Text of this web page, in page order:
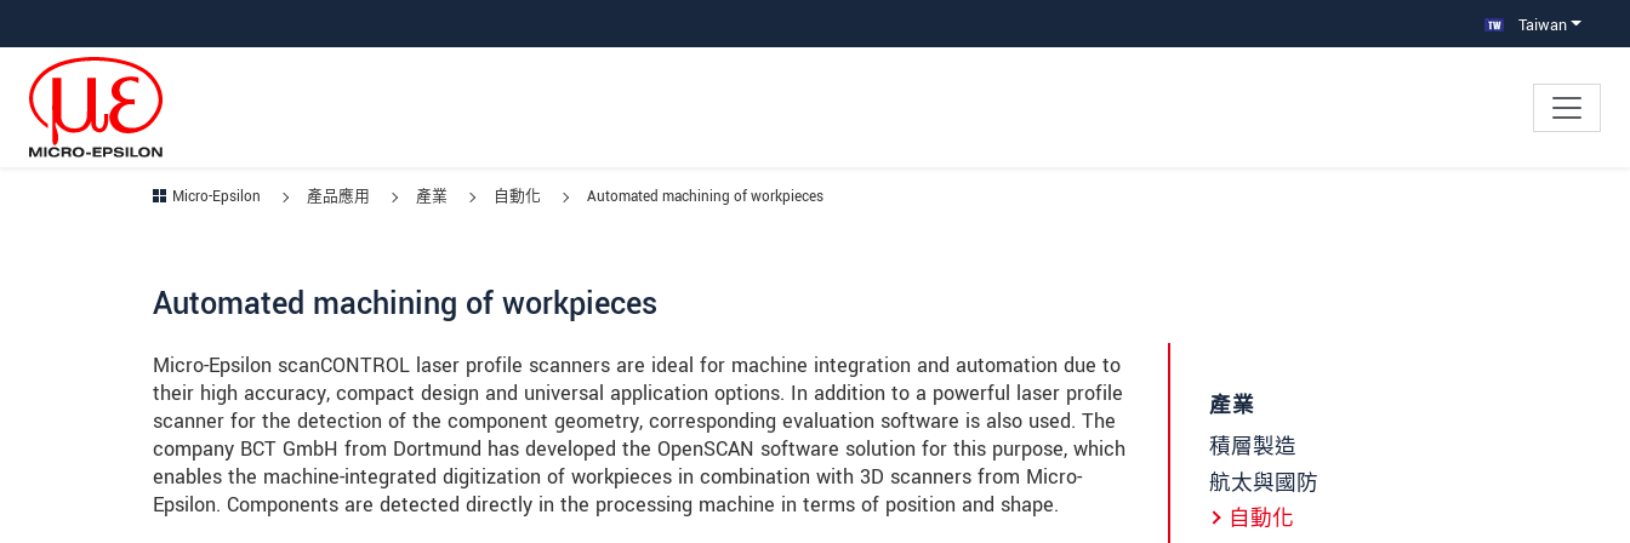
Taiwan
Micro-Epsilon 產品應用 產業 自動化 Automated machining of workpieces
Automated machining of workpieces
Micro-Epsilon scanCONTROL laser profile scanners are ideal for machine integration and automation due to
their high accuracy, compact design and universal application options. In addition to a powerful laser profile
scanner for the detection of the component geometry, corresponding evaluation software is also used. The
company BCT GmbH from Dortmund has developed the OpenSCAN software solution for this purpose, which
enables the machine-integrated digitization of workpieces in combination with 3D scanners from Micro-
Epsilon. Components are detected directly in the processing machine in terms of position and shape.
產業
積層製造
航太與國防
自動化